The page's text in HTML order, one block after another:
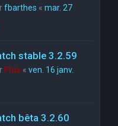
fbarthes « mar. 27
stable 3.2.59
Flox « ven. 16 janv.
bêta 3.2.60